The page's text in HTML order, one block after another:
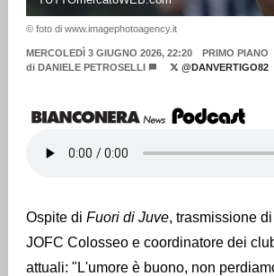
© foto di www.imagephotoagency.it
MERCOLEDÌ 3 GIUGNO 2026, 22:20
PRIMO PIANO
di DANIELE PETROSELLI @DANVERTIGO82
Ospite di Fuori di Juve, trasmissione di
JOFC Colosseo e coordinatore dei
attuali: "L'umore è buono, non